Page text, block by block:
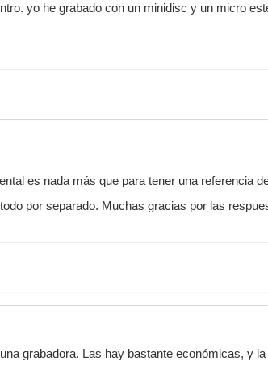
yo he grabado con un minidisc y un micro
es nada más que para tener una referencia
por separado. Muchas gracias por las
grabadora. Las hay bastante económicas, y